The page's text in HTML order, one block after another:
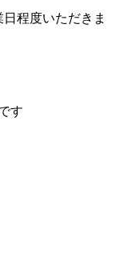
程度いただきま
す